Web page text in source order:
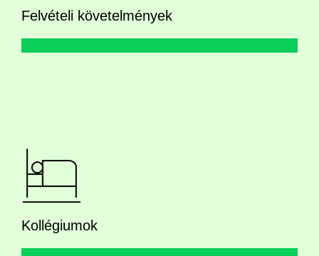
Felvételi követelmények
Kollégiumok